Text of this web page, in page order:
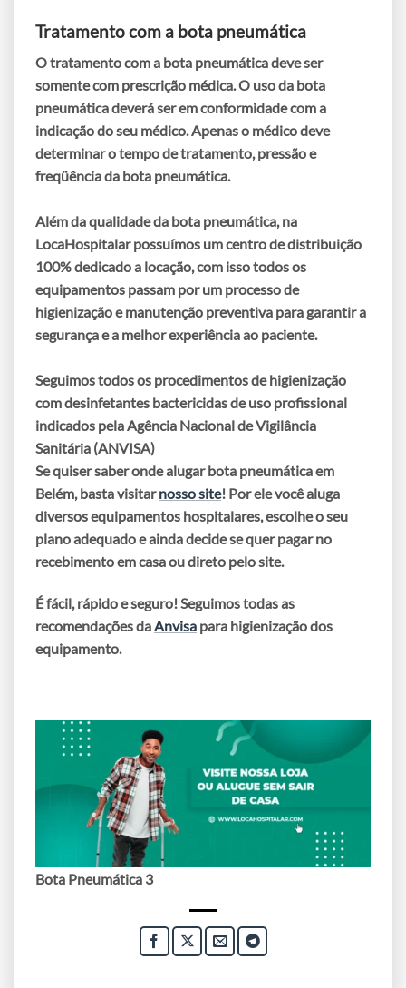
Tratamento com a bota pneumática
O tratamento com a bota pneumáticadeve ser
somente com prescrição médica. O uso da bota
pneumáticadeverá ser em conformidade com a
indicação do seu médico. Apenas o médico deve
determinar o tempo de tratamento, pressão e
freqüência da bota pneumática.
Além da qualidade da bota pneumática, na
LocaHospitalar possuímos um centro de distribuição
100% dedicado a locação, com isso todos os
equipamentos passam por um processo de
higienização e manutenção preventiva para garantir a
segurança e a melhor experiência ao paciente.
Seguimos todos os procedimentos de higienização
com desinfetantes bactericidas de uso profissional
indicados pela Agência Nacional de Vigilância
Sanitária (ANVISA)
Se quiser saber onde alugar bota pneumática em
Belém, basta visitarnosso site! Por ele você aluga
diversos equipamentos hospitalares, escolhe o seu
plano adequado e ainda decide se quer pagar no
recebimento em casa ou direto pelo site.
É fácil, rápido e seguro! Seguimos todas as
recomendações daAnvisa para higienização dos
equipamento.
Bota Pneumática 3